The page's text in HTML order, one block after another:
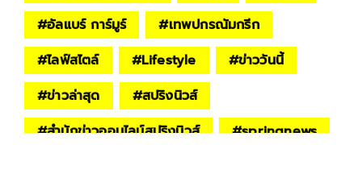
#อัลแบร์ การ์มูร์ #เทพปกรณัมกรีก
#ไลฟ์สไตล์ #Lifestyle #ข่าววันนี้
#ข่าวล่าสุด #สปริงนิวส์
#สำนักข่าวออนไลน์สปริงนิวส์ #springnews